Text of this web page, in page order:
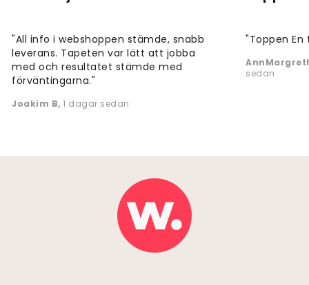
"All info i webshoppen stämde, snabb
leverans. Tapeten var lätt att jobba
med och resultatet stämde med
förväntingarna."
Joakim B, 1 dagar sedan
"Toppen
sedan